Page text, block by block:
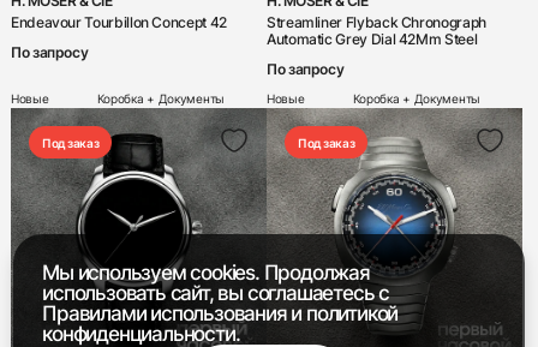
+7 916 221-22-37
Мы насвязи 08:00 — 19:00
Endeavour Tourbillon Concept 42
По запросу
Новые Коробка + Документы
Streamliner Flyback Chronograph
Automatic Grey Dial 42Mm Steel
По запросу
Новые Коробка + Документы
Под заказ Под заказ
Мы используем cookies. Продолжая
использовать сайт, вы соглашаетесь с
Правилами использованияи политикой
конфиденциальности.